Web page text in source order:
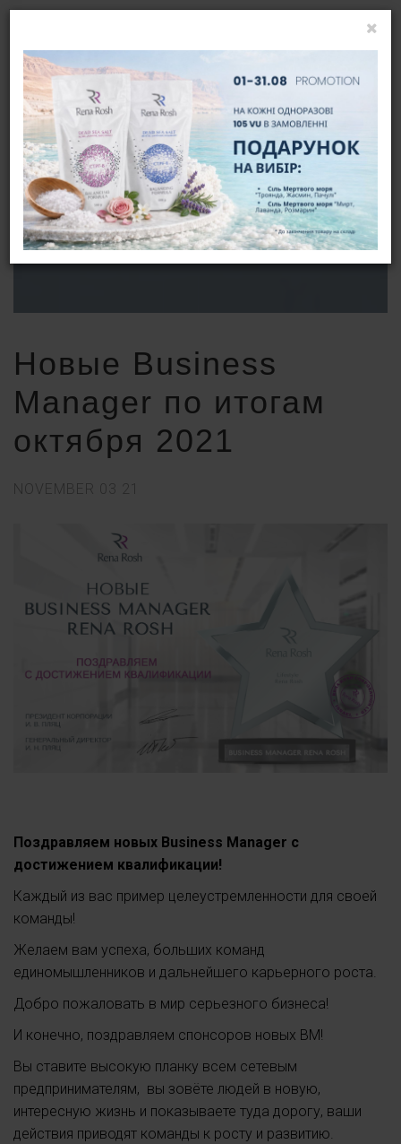
НОВЫЕ BUSINESS MANAGER ПО
ИТОГАМ ОКТЯБРЯ 2021
ГОЛОВНА
НОВИНИ
НОВЫЕ BUSINESS MANAGER ПО ИТОГАМ ОКТЯБРЯ 2021
Новые Business
Manager по итогам
октября 2021
NOVEMBER 03 21
Поздравляем новых Business Manager с
достижением квалификации!
Каждый из вас пример целеустремленности для своей
команды!
Желаем вам успеха, больших команд
единомышленников и дальнейшего карьерного роста.
Добро пожаловать в мир серьезного бизнеса!
И конечно, поздравляем спонсоров новых ВМ!
Вы ставите высокую планку всем сетевым
предпринимателям, вы зовёте людей в новую,
интересную жизнь и показываете туда дорогу, ваши
действия приводят команды к росту и развитию.